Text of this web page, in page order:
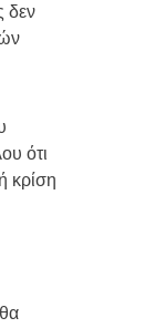
δεν
ότι
κρίση